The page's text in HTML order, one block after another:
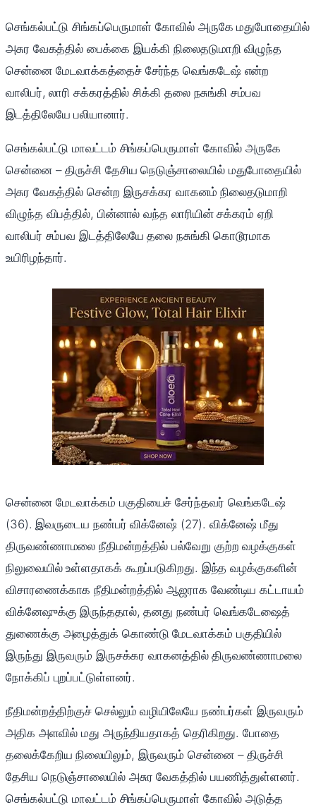
செங்கல்பட்டு சிங்கப்பெருமாள் கோவில் அருகே மதுபோதையில்
அசுர வேகத்தில் பைக்கை இயக்கி நிலைதடுமாறி விழுந்த
சென்னை மேடவாக்கத்தைச் சேர்ந்த வெங்கடேஷ் என்ற
வாலிபர், லாரி சக்கரத்தில் சிக்கி தலை நசுங்கி சம்பவ
இடத்திலேயே பலியானார்.
செங்கல்பட்டு மாவட்டம் சிங்கப்பெருமாள் கோவில் அருகே
சென்னை – திருச்சி தேசிய நெடுஞ்சாலையில் மதுபோதையில்
அசுர வேகத்தில் சென்ற இருசக்கர வாகனம் நிலைதடுமாறி
விழுந்த விபத்தில், பின்னால் வந்த லாரியின் சக்கரம் ஏறி
வாலிபர் சம்பவ இடத்திலேயே தலை நசுங்கி கொடூரமாக
உயிரிழந்தார்.
சென்னை மேடவாக்கம் பகுதியைச் சேர்ந்தவர் வெங்கடேஷ்
(36). இவருடைய நண்பர் விக்னேஷ் (27). விக்னேஷ் மீது
திருவண்ணாமலை நீதிமன்றத்தில் பல்வேறு குற்ற வழக்குகள்
நிலுவையில் உள்ளதாகக் கூறப்படுகிறது. இந்த வழக்குகளின்
விசாரணைக்காக நீதிமன்றத்தில் ஆஜராக வேண்டிய கட்டாயம்
விக்னேஷுக்கு இருந்ததால், தனது நண்பர் வெங்கடேஷைத்
துணைக்கு அழைத்துக் கொண்டு மேடவாக்கம் பகுதியில்
இருந்து இருவரும் இருசக்கர வாகனத்தில் திருவண்ணாமலை
நோக்கிப் புறப்பட்டுள்ளனர்.
நீதிமன்றத்திற்குச் செல்லும் வழியிலேயே நண்பர்கள் இருவரும்
அதிக அளவில் மது அருந்தியதாகத் தெரிகிறது. போதை
தலைக்கேறிய நிலையிலும், இருவரும் சென்னை – திருச்சி
தேசிய நெடுஞ்சாலையில் அசுர வேகத்தில் பயணித்துள்ளனர்.
செங்கல்பட்டு மாவட்டம் சிங்கப்பெருமாள் கோவில் அடுத்த